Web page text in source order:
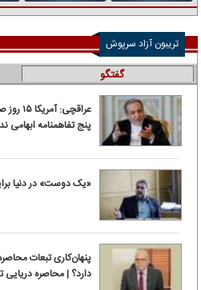
تریبون آزاد سرپوش
گفتگو
پنج تفاهمنامه ابهامی
«یک دوست» در دنیا
پنهان‌کاری تبعات
دارد؟ | محاصره دریایی